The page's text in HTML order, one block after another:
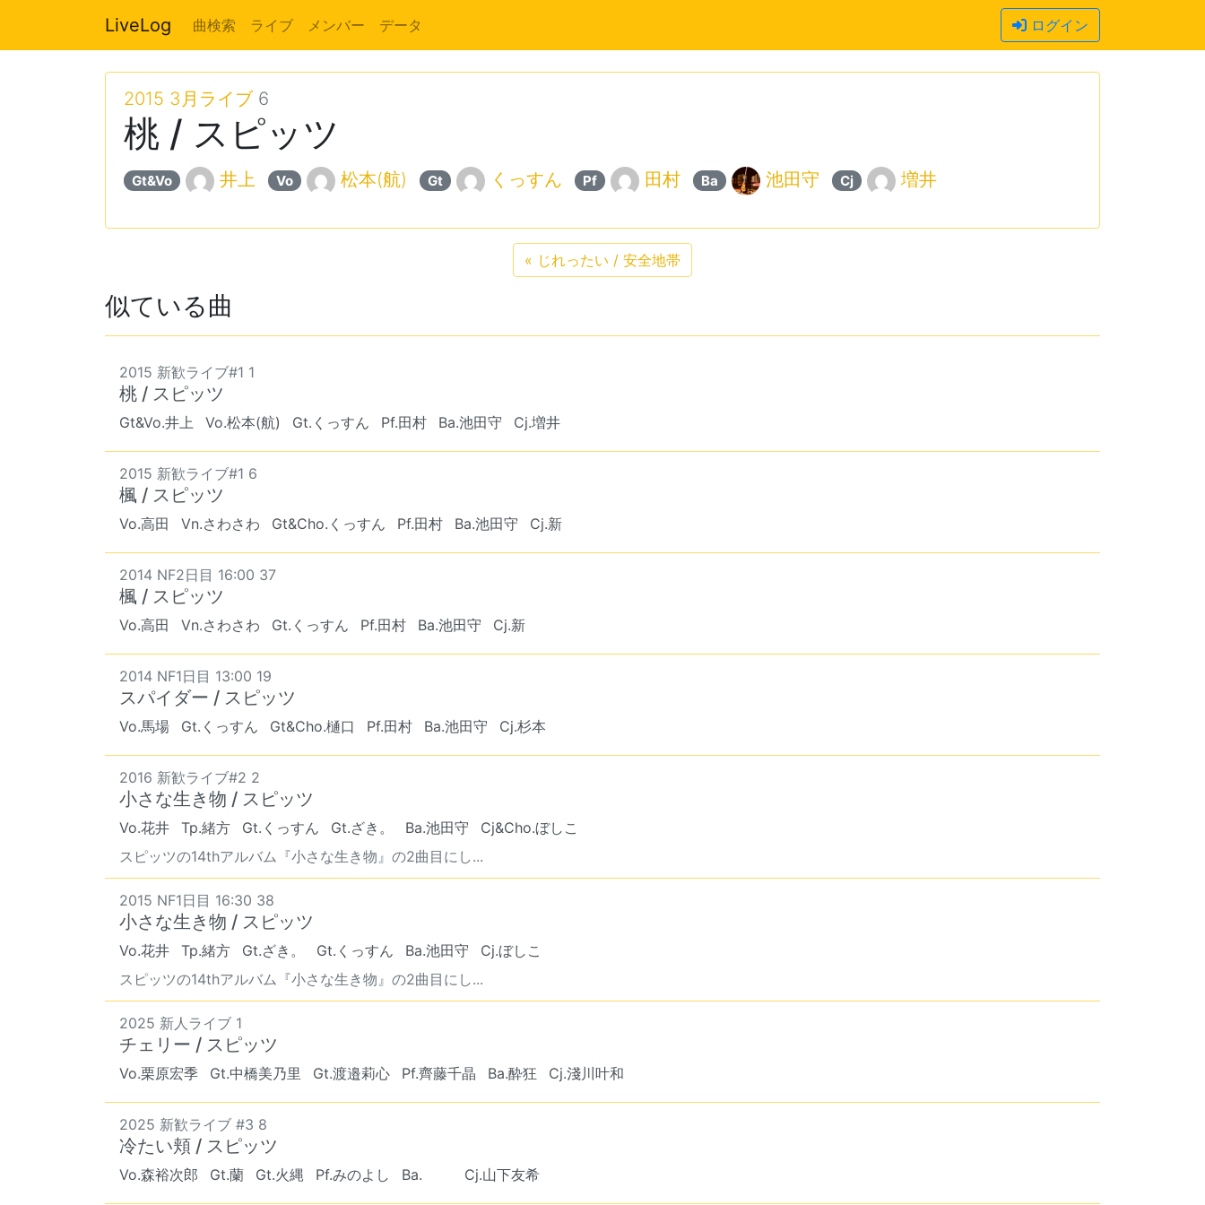
LiveLog 曲検索 ライブ メンバー データ ログイン
2015 3月ライブ6
桃 / スピッツ
Gt&Vo 井上 Vo 松本(航) Gt くっすん Pf 田村 Ba 池田守 Cj 増井
« じれったい / 安全地帯
似ている曲
2015 新歓ライブ#1 1
桃 / スピッツ
Gt&Vo.井上 Vo.松本(航) Gt.くっすん Pf.田村 Ba.池田守 Cj.増井
2015 新歓ライブ#1 6
楓 / スピッツ
Vo.高田 Vn.さわさわ Gt&Cho.くっすん Pf.田村 Ba.池田守 Cj.新
2014 NF2日目 16:00 37
楓 / スピッツ
Vo.高田 Vn.さわさわ Gt.くっすん Pf.田村 Ba.池田守 Cj.新
2014 NF1日目 13:00 19
スパイダー / スピッツ
Vo.馬場 Gt.くっすん Gt&Cho.樋口 Pf.田村 Ba.池田守 Cj.杉本
2016 新歓ライブ#2 2
小さな生き物 / スピッツ
Vo.花井 Tp.緒方 Gt.くっすん Gt.ざき。 Ba.池田守
Cj&Cho.ぼしこ
スピッツの14thアルバム『小さな生き物』の2曲目にし...
2015 NF1日目 16:30 38
小さな生き物 / スピッツ
Vo.花井 Tp.緒方 Gt.ざき。 Gt.くっすん Ba.池田守
Cj.ぼしこ
スピッツの14thアルバム『小さな生き物』の2曲目にし...
2025 新人ライブ 1
チェリー / スピッツ
Vo.栗原宏季 Gt.中橋美乃里 Gt.渡邉莉心 Pf.齊藤千晶 Ba.酔狂 Cj.淺川叶和
2025 新歓ライブ #3 8
冷たい頬 / スピッツ
Vo.森裕次郎 Gt.蘭 Gt.火縄 Pf.みのよし Ba. ︎︎ ︎︎ Cj.山下友希